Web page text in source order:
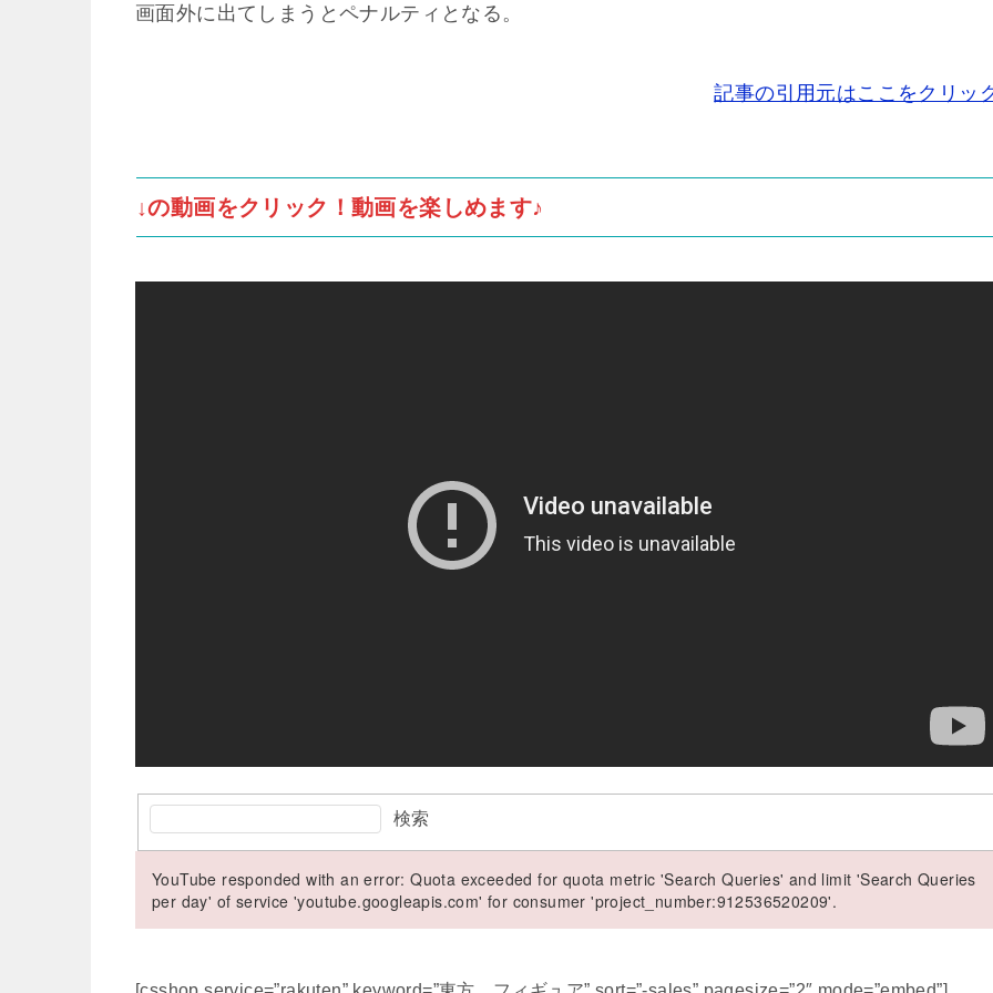
画面外に出てしまうとペナルティとなる。
記事の引用元はここをクリッ
↓の動画をクリック！動画を楽しめます♪
検索
YouTube responded with an error: Quota exceeded for quota metric 'Search Queries' and limit 'Search Queries
per day' of service 'youtube.googleapis.com' for consumer 'project_number:912536520209'.